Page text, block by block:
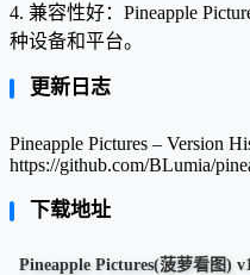
4. 兼容性好：Pineapple
种设备和平台。
更新日志
Pineapple Pictures – Version
https://github.com/BLumia/
下载地址
Pineapple Pictures(菠萝看图)